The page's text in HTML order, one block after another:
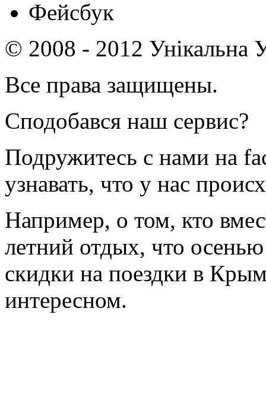
Фейсбук
© 2008 - 2012 Унікальна
Все права защищены.
Сподобався наш сервис?
Подружитесь с нами на
узнавать, что у нас
Например, о том, кто
летний отдых, что
скидки на поездки в
интересном.